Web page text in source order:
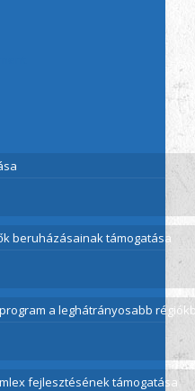
beruházásainak támogatása
a leghátrányosabb
fejlesztésének támogatása